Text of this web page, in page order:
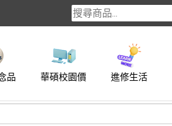
品 華碩校園價 進修生活